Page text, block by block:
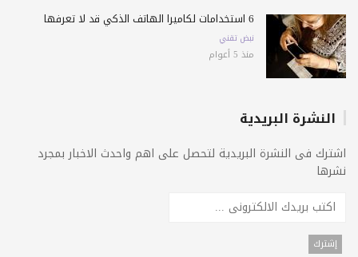
6 استخدامات لكاميرا الهاتف الذكي قد لا تعرفها
نبض تقني
منذ 5 أعوام
النشرة البريدية
اشترك فى النشرة البريدية لتحصل على اهم واحدث الاخبار بمجرد
نشرها